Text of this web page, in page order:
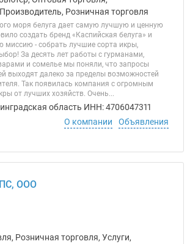
Розничная торговля
моря белуга дает самую лучшую и ценную
создать бренд «Каспийская белуга» и
миссию - собрать лучшие сорта икры,
За десять лет работы с гурманами,
и сомелье мы поняли, что запросы
выходят далеко за пределы возможностей
Так появилась компания с огромным
от лучших хозяйств. Очень...
область ИНН: 4706047311
О компании
Объявления
ООО
Розничная торговля, Услуги,